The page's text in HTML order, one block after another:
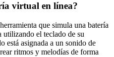
virtual en línea?
que simula una batería
utilizando el teclado de su
está asignada a un sonido de
ritmos y melodías de forma